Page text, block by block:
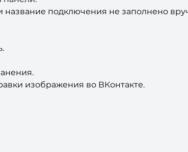
название подключения не заполнено
изображения во ВКонтакте.